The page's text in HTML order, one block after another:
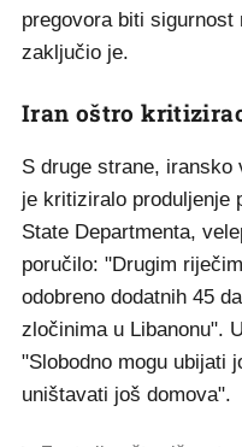
pregovora biti sigurnost
zaključio je.
Iran oštro
S druge strane,
je kritiziralo produljenje
State Departmenta,
poručilo: "Drugim
odobreno dodatnih 45
zločinima u Libanonu".
"Slobodno mogu ubijati
uništavati još domova".